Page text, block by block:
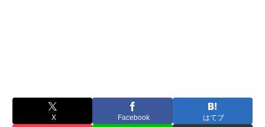
X Facebook はてブ